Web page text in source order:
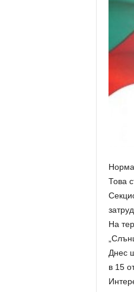
Това
На
Днес
в 15